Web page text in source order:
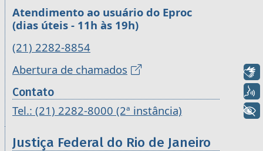
Atendimento ao usuário do Eproc
(dias úteis - 11h às 19h)
(21) 2282-8854
Abertura de chamados
Contato
Tel.: (21) 2282-8000 (2ª instância)
Justiça Federal do Rio de Janeiro
+ Acessibilidade